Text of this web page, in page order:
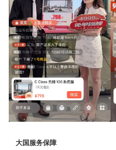
大国服务保障